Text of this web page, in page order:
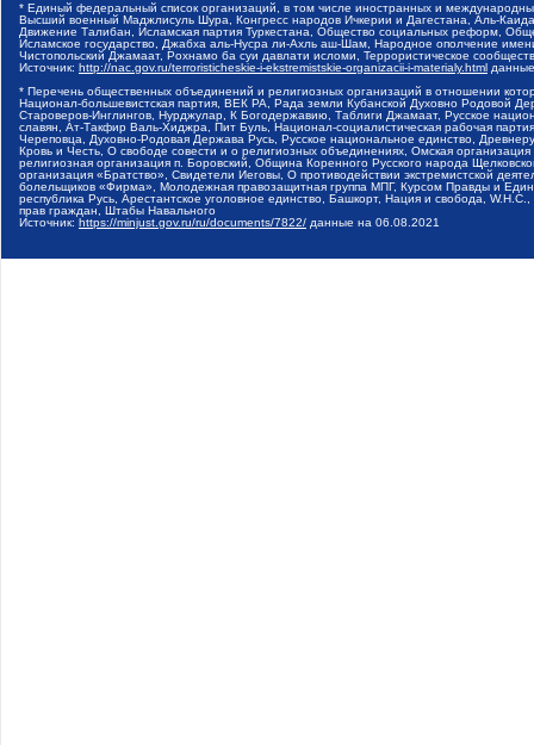
* Единый федеральный список организаций, в том числе иностранных и
Высший военный Маджлисуль Шура, Конгресс народов Ичкерии и Дагестана, Аль-
Движение Талибан, Исламская партия Туркестана, Общество социальных реформ,
Исламское государство, Джабха аль-Нусра ли-Ахль аш-Шам, Народное ополчение
Чистопольский Джамаат, Рохнамо ба суи давлати исломи, Террористическое
Источник: http://nac.gov.ru/terroristicheskie-i-ekstremistskie-organizacii-i-materialy.html
* Перечень общественных объединений и религиозных организаций в отношении
Национал-большевистская партия, ВЕК РА, Рада земли Кубанской Духовно Родовой
Староверов-Инглингов, Нурджулар, К Богодержавию, Таблиги Джамаат, Русское
славян, Ат-Такфир Валь-Хиджра, Пит Буль, Национал-социалистическая рабочая
Череповца, Духовно-Родовая Держава Русь, Русское национальное единство,
Кровь и Честь, О свободе совести и о религиозных объединениях, Омская
религиозная организация п. Боровский, Община Коренного Русского народа
организация «Братство», Свидетели Иеговы, О противодействии экстремистской
болельщиков «Фирма», Молодежная правозащитная группа МПГ, Курсом Правды и
республика Русь, Арестантское уголовное единство, Башкорт, Нация и свобода,
прав граждан, Штабы Навального
Источник: https://minjust.gov.ru/ru/documents/7822/ данные на 06.08.2021